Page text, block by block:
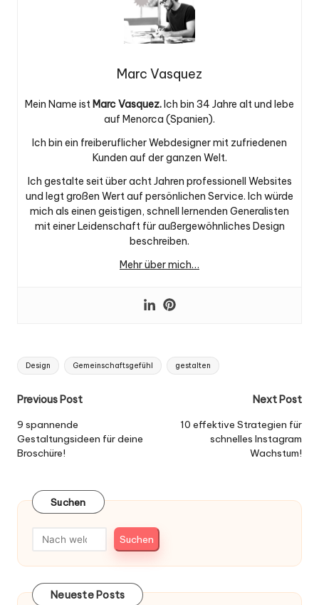
Marc Vasquez
Mein Name istMarc Vasquez.Ich bin 34 Jahre alt und lebe
auf Menorca (Spanien).
Ich bin ein freiberuflicher Webdesigner mit zufriedenen
Kunden auf der ganzen Welt.
Ich gestalte seit über acht Jahren professionell Websites
und legt großen Wert auf persönlichen Service. Ich würde
mich als einen geistigen, schnell lernenden Generalisten
mit einer Leidenschaft für außergewöhnliches Design
beschreiben.
Mehr über mich…
Tags:
Design Gemeinschaftsgefühl gestalten
Post
navigation
Previous Post
9 spannende
Gestaltungsideen für deine
Broschüre!
Next Post
10 effektive Strategien für
schnelles Instagram
Wachstum!
Suchen
Suchen
Neueste Posts